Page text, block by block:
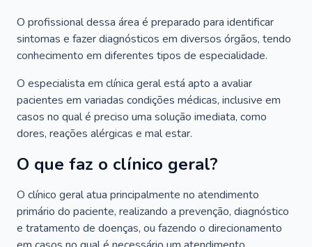
O profissional dessa área é preparado para identificar
sintomas e fazer diagnósticos em diversos órgãos, tendo
conhecimento em diferentes tipos de especialidade.
O especialista em clínica geral está apto a avaliar
pacientes em variadas condições médicas, inclusive em
casos no qual é preciso uma solução imediata, como
dores, reações alérgicas e mal estar.
O que faz o clínico geral?
O clínico geral atua principalmente no atendimento
primário do paciente, realizando a prevenção, diagnóstico
e tratamento de doenças, ou fazendo o direcionamento